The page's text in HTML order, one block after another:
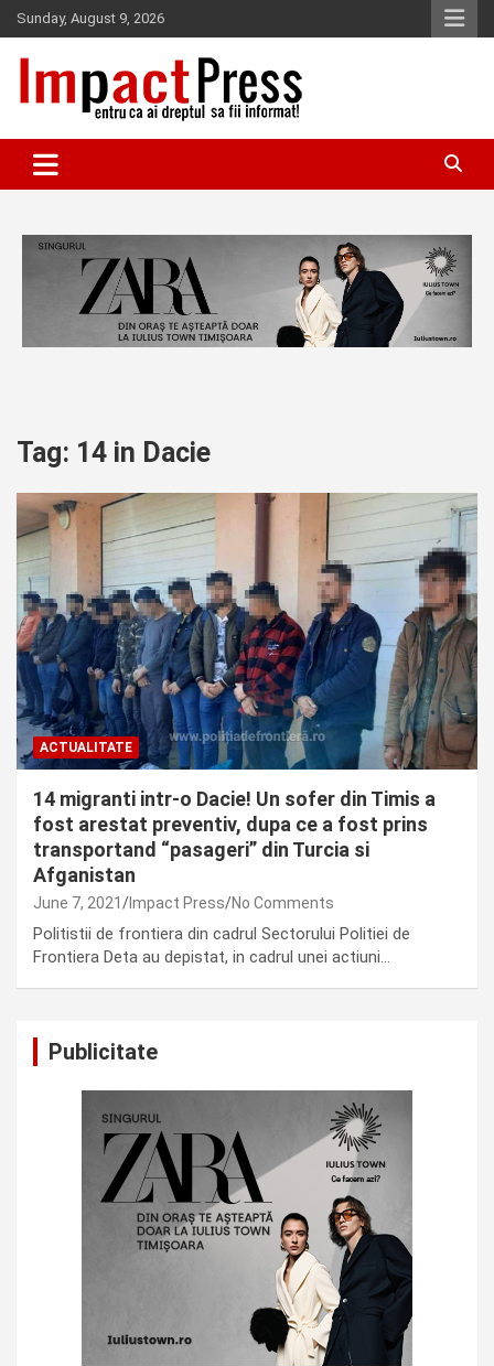
Skip
to
content
Sunday, August 9, 2026
IMPACTPRESS
Tag: 14 in Dacie
ACTUALITATE
14 migranti intr-o Dacie! Un sofer din Timis a
fost arestat preventiv, dupa ce a fost prins
transportand “pasageri” din Turcia si
Afganistan
June 7, 2021 Impact Press No Comments
Politistii de frontiera din cadrul Sectorului Politiei de
Frontiera Deta au depistat, in cadrul unei actiuni…
Publicitate